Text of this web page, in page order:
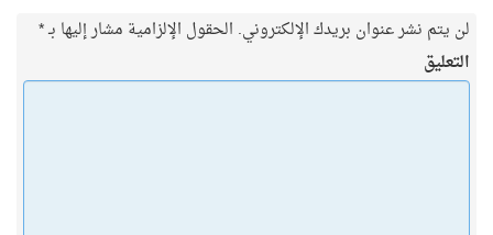
لن يتم نشر عنوان بريدك الإلكتروني. الحقول الإلزامية مشار إليها بـ*
التعليق